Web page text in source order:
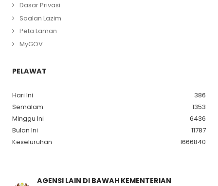
Dasar Privasi
Soalan Lazim
Peta Laman
MyGOV
PELAWAT
Hari Ini
386
Semalam
1353
Minggu Ini
6436
Bulan Ini
11787
Keseluruhan
1666840
AGENSI LAIN DI BAWAH KEMENTERIAN